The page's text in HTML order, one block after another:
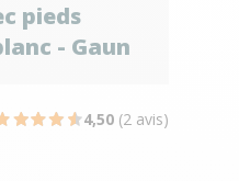
pieds
- Gaun
4,50 (2 avis)